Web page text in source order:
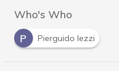
Who's Who
P
Pierguido Iezzi